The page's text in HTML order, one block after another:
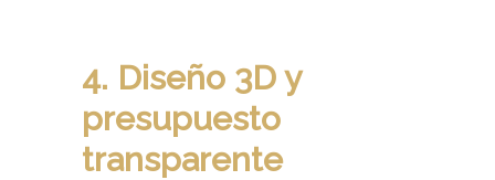
4. Diseño 3D y
presupuesto
transparente